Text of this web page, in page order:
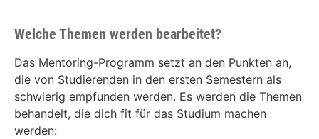
Welche Themen werden bearbeitet?
Das Mentoring-Programm setzt an den Punkten an,
die von Studierenden in den ersten Semestern als
schwierig empfunden werden. Es werden die Themen
behandelt, die dich fit für das Studium machen
werden: